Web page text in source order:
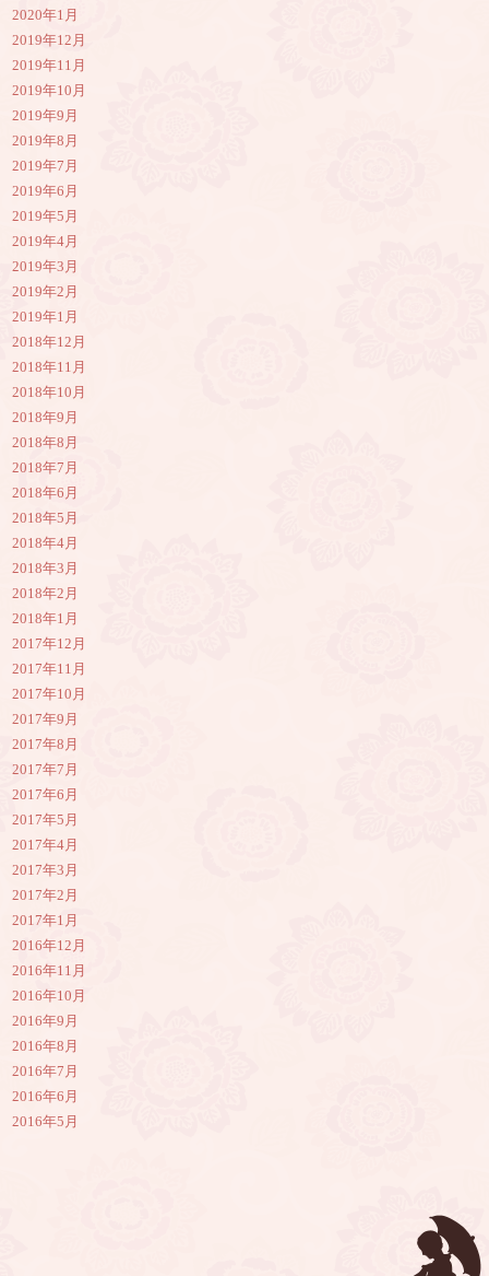
2020年1月
2019年12月
2019年11月
2019年10月
2019年9月
2019年8月
2019年7月
2019年6月
2019年5月
2019年4月
2019年3月
2019年2月
2019年1月
2018年12月
2018年11月
2018年10月
2018年9月
2018年8月
2018年7月
2018年6月
2018年5月
2018年4月
2018年3月
2018年2月
2018年1月
2017年12月
2017年11月
2017年10月
2017年9月
2017年8月
2017年7月
2017年6月
2017年5月
2017年4月
2017年3月
2017年2月
2017年1月
2016年12月
2016年11月
2016年10月
2016年9月
2016年8月
2016年7月
2016年6月
2016年5月